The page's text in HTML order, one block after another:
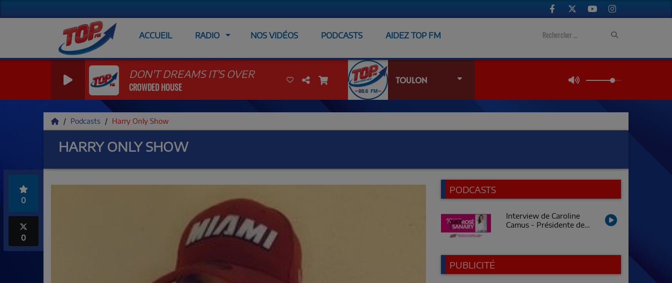
ACCUEIL RADIO NOS VIDÉOS PODCASTS AIDEZ TOP FM
DON'T DREAMS IT'S OVER
CROWDED HOUSE
TOULON
Podcasts Harry Only Show
HARRY ONLY SHOW
0
0
PODCASTS
Interview de Caroline
Camus - Présidente de
PUBLICITÉ